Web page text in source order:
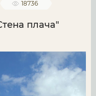
18736
плача"